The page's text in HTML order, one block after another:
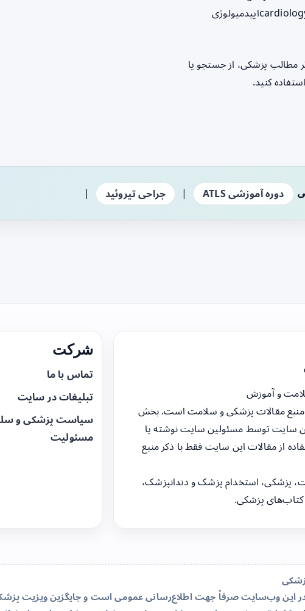
اپیدمیولوژی
مطالب پزشکی، از جستجو یا
کنید.
دوره آموزشی ATLS | جراحی تیروئید |
و آموزش
مقالات پزشکی و سلامت است. بخش
سایت توسط مسئولین سایت نوشته یا
از مقالات این سایت فقط با ذکر منبع
پزشکی، استخدام پزشک و دندانپزشک،
شرکت
تماس با ما
تبلیغات در سایت
سیاست پزشکی و
مسئولیت
در این وب‌سایت صرفاً جهت اطلاع‌رسانی عمومی است و جایگزین ویزیت